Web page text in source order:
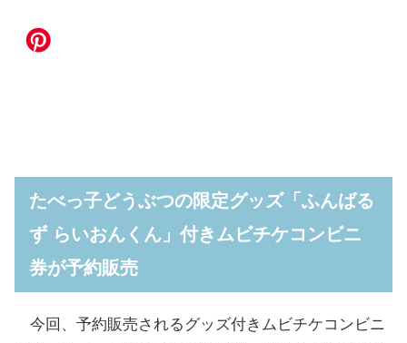
たべっ子どうぶつの限定グッズ「ふんばる
ず らいおんくん」付きムビチケコンビニ
券が予約販売
今回、予約販売されるグッズ付きムビチケコンビニ